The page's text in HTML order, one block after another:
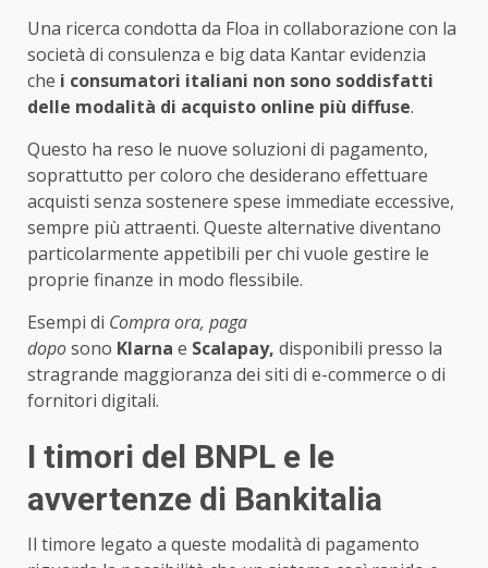
Una ricerca condotta da Floa in collaborazione con la
società di consulenza e big data Kantar evidenzia
che i consumatori italiani non sono soddisfatti
delle modalità di acquisto online più diffuse.
Questo ha reso le nuove soluzioni di pagamento,
soprattutto per coloro che desiderano effettuare
acquisti senza sostenere spese immediate eccessive,
sempre più attraenti. Queste alternative diventano
particolarmente appetibili per chi vuole gestire le
proprie finanze in modo flessibile.
Esempi di Compra ora, paga
doposono Klarna e Scalapay, disponibili presso la
stragrande maggioranza dei siti di e-commerce o di
fornitori digitali.
I timori del BNPL e le
avvertenze di Bankitalia
Il timore legato a queste modalità di pagamento